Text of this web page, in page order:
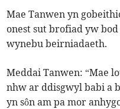
Mae Tanwen yn
onest sut brofiad yw
wynebu beirniadaeth.
Meddai Tanwen: “Mae
nhw ar ddisgwyl babi a
yn sôn am pa mor